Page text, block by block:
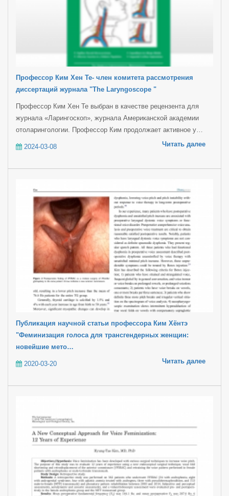
Профессор Ким Хен Те- член комитета рассмотрения
диссертаций журнала "The Laryngoscope "
Профессор Ким Хен Те выбран в качестве рецензента для
журнала «Ларингоскоп», журнала Американской академии
отоларингологии. Профессор Ким продолжает активное у…
2024-03-08 Читать далее
Публикация научной статьи профессора Ким Хёнтэ
"Феминизация голоса для трансгендерных женщин:
новейшие мето…
2020-03-20 Читать далее